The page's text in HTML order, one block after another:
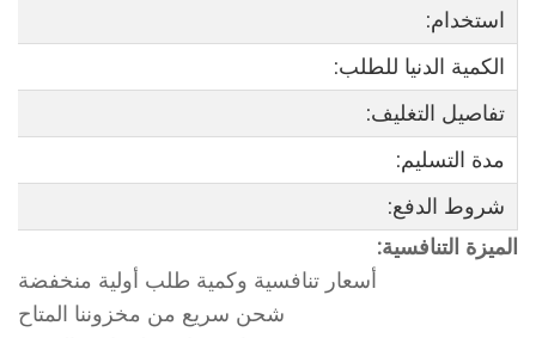
استخدام:
الكمية الدنيا للطلب:
تفاصيل التغليف:
مدة التسليم:
شروط الدفع:
الميزة التنافسية:
أسعار تنافسية وكمية طلب أولية منخفضة
شحن سريع من مخزوننا المتاح